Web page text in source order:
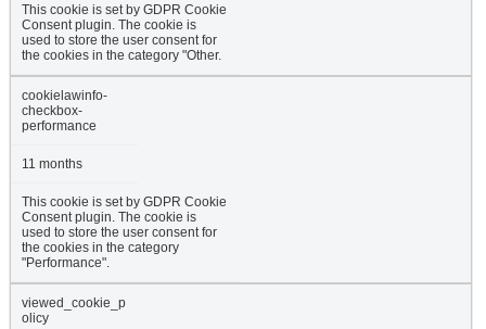
This cookie is set by GDPR Cookie
Consent plugin. The cookie is
used to store the user consent for
the cookies in the category "Other.
cookielawinfo-
checkbox-
performance
11 months
This cookie is set by GDPR Cookie
Consent plugin. The cookie is
used to store the user consent for
the cookies in the category
"Performance".
viewed_cookie_p
olicy